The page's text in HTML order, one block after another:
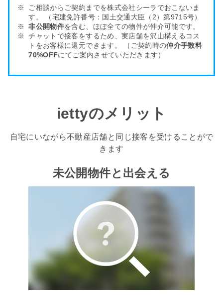
ご相談からご契約までを株式会社シーラでおこないま
す。
（宅建免許番号：国土交通大臣（2）第9715号）
非公開物件を含む、ほぼ全ての物件が仲介可能です。
チャットで接客をするため、実店舗を沢山構える コス
トをお客様に還元できます。 （ご契約時の仲介手数料
70%OFFにてご案内させていただきます）
iettyのメリット
自宅にいながら不動産店舗と同じ接客を受けることがで
きます
未公開物件と出会える